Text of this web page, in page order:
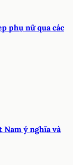
phụ nữ qua các
Nam ý nghĩa và